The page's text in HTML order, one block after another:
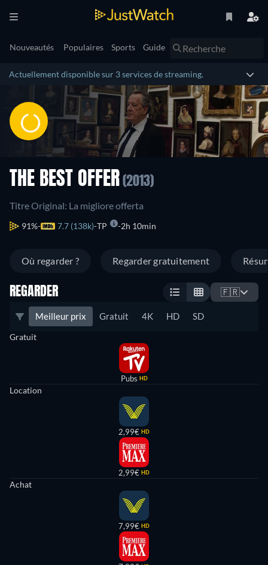
Nouveautés Populaires Sports Guide
Actuellement disponible sur 3 services de streaming.
THE BEST OFFER (2013)
Titre Original: La migliore offerta
91% 7.7 (138k) TP 2h 10min
Où regarder ? Regarder gratuitement
REGARDER 🇫🇷
Meilleur prix Gratuit 4K HD SD
Gratuit
Pubs HD
Location
2,99€ HD
2,99€ HD
Achat
7,99€ HD